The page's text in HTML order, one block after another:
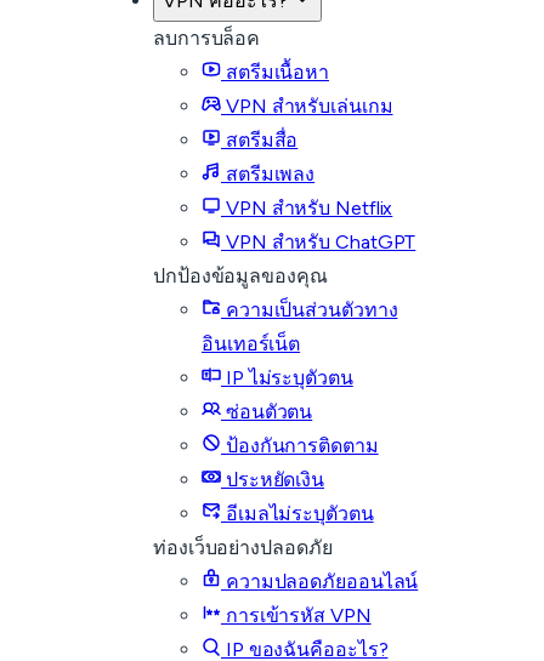
ลบการบล็อค
สตรีมเนื้อหา
VPN สำหรับเล่นเกม
สตรีมสื่อ
สตรีมเพลง
VPN สำหรับ Netflix
VPN สำหรับ ChatGPT
ปกป้องข้อมูลของคุณ
ความเป็นส่วนตัวทาง
อินเทอร์เน็ต
IP ไม่ระบุตัวตน
ซ่อนตัวตน
ป้องกันการติดตาม
ประหยัดเงิน
อีเมลไม่ระบุตัวตน
ท่องเว็บอย่างปลอดภัย
ความปลอดภัยออนไลน์
การเข้ารหัส VPN
IP ของฉันคืออะไร?